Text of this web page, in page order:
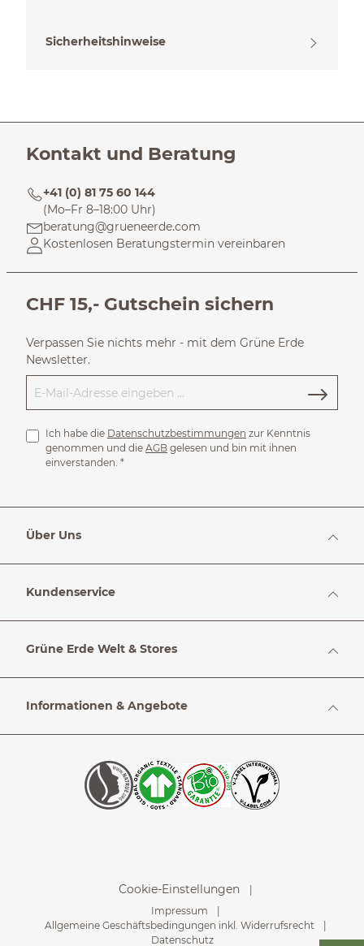
Sicherheitshinweise
Kontakt und Beratung
+41 (0) 81 75 60 144
(Mo–Fr 8–18:00 Uhr)
beratung@grueneerde.com
Kostenlosen Beratungstermin vereinbaren
CHF 15,- Gutschein sichern
Verpassen Sie nichts mehr - mit dem Grüne Erde
Newsletter.
Ich habe die Datenschutzbestimmungen zur Kenntnis
genommen und die AGB gelesen und bin mit ihnen
einverstanden. *
Über Uns
Kundenservice
Grüne Erde Welt & Stores
Informationen & Angebote
Cookie-Einstellungen
Impressum
Allgemeine Geschäftsbedingungen inkl. Widerrufsrecht
Datenschutz